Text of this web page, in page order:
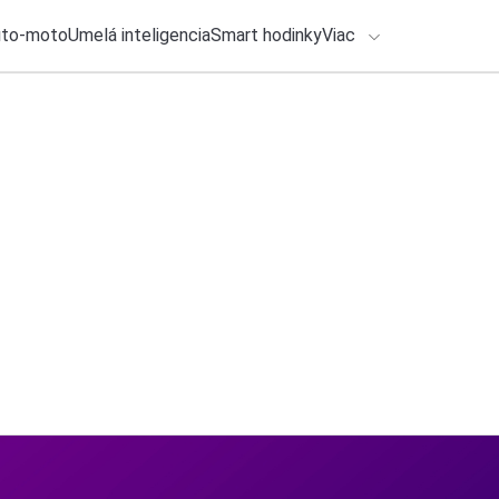
motoUmelá inteligenciaSmart hodinkyViac